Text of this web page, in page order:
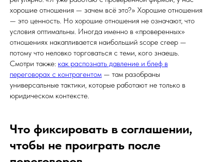
хорошие отношения — зачем всё это?» Хорошие отношения
— это ценность. Но хорошие отношения не означают, что
условия оптимальны. Иногда именно в «проверенных»
отношениях накапливается наибольший scope creep —
потому что неловко торговаться с теми, кого знаешь.
Смотри также: как распознать давление и блеф в
переговорах с контрагентом — там разобраны
универсальные тактики, которые работают не только в
юридическом контексте.
Что фиксировать в соглашении,
чтобы не проиграть после